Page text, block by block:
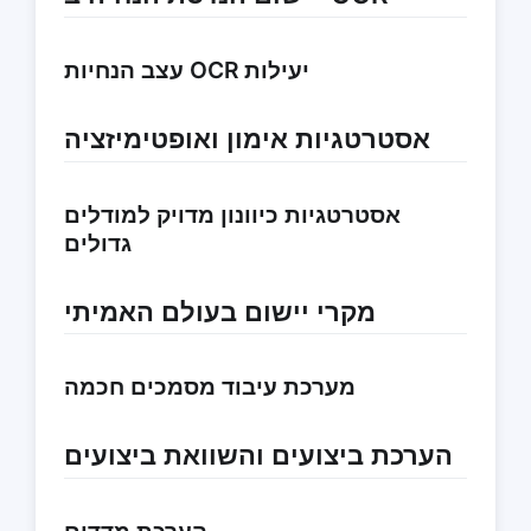
עצב הנחיות OCR יעילות
אסטרטגיות אימון ואופטימיזציה
אסטרטגיות כיוונון מדויק למודלים
גדולים
מקרי יישום בעולם האמיתי
מערכת עיבוד מסמכים חכמה
הערכת ביצועים והשוואת ביצועים